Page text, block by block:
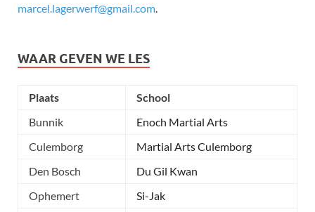
marcel.lagerwerf@gmail.com
WAAR GEVEN WE LES
Plaats
School
Bunnik
Enoch Martial Arts
Culemborg
Martial Arts Culemborg
Den Bosch
Du Gil Kwan
Ophemert
Si-Jak